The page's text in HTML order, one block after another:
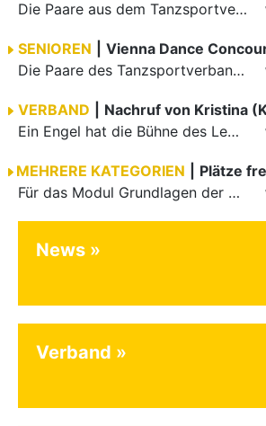
Die Paare aus dem Tanzsportverband Baden-Württemberg (TBW) haben beim hochklassig besetzten WDSF GrandSlam im chinesischen Nanjing wieder einmal auf internationalem Top-Niveau geglänzt. Das…
SENIOREN
Vienna Dance
Die Paare des Tanzsportverbandes Baden-Württemberg (TBW) glänzten auf dem internationalen Parkett des Vienna Dance Concourse 2026 im Wiener Rathaus mit hervorragenden Platzierungen Ergebnisse unter: …
VERBAND
Nachruf von Kristina
Ein Engel hat die Bühne des Lebens verlassen. Viel zu früh, plötzlich und für uns alle unfassbar, wurde unsere geliebte Kristina (Krissi) Flaig im Alter von 36 Jahren aus dem Leben gerissen. Das Tanzen…
MEHRERE KATEGORIEN
Für das Modul Grundlagen der Breitensportausbildung vom 10. bis 13. September an der Landessportschule Albstadt sind noch Plätze frei. Das Modul kann auch für den Lizenzerhalt (30 LE fachlich) genutzt…
News
Verband